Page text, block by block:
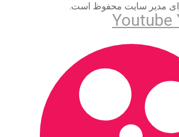
مدیر سایت محفوظ است.
Youtube